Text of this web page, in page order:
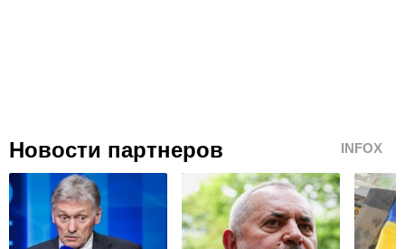
Новости партнеров INFOX